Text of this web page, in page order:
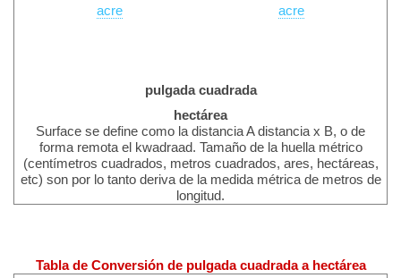
acre
acre
pulgada cuadrada
hectárea
Surface se define como la distancia A distancia x B, o de
forma remota el kwadraad. Tamaño de la huella métrico
(centímetros cuadrados, metros cuadrados, ares, hectáreas,
etc) son por lo tanto deriva de la medida métrica de metros de
longitud.
Tabla de Conversión de pulgada cuadrada a hectárea